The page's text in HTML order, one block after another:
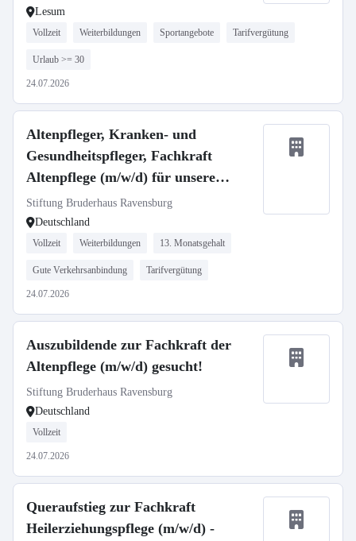
Lesum
Vollzeit Weiterbildungen Sportangebote Tarifvergütung
Urlaub >= 30
24.07.2026
Altenpfleger, Kranken- und
Gesundheitspfleger, Fachkraft
Altenpflege (m/w/d) für unsere
Häuser in Ravensburg und
Oberhofen gesucht!
Stiftung Bruderhaus Ravensburg
Deutschland
Vollzeit Weiterbildungen 13. Monatsgehalt
Gute Verkehrsanbindung Tarifvergütung
24.07.2026
Auszubildende zur Fachkraft der
Altenpflege (m/w/d) gesucht!
Stiftung Bruderhaus Ravensburg
Deutschland
Vollzeit
24.07.2026
Queraufstieg zur Fachkraft
Heilerziehungspflege (m/w/d) -